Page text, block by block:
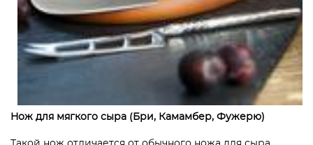
Нож для мягкого сыра (Бри, Камамбер, Фужерю)